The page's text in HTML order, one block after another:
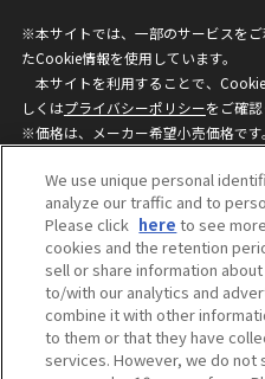
※本サイトでは、一部のサービスを
たCookie情報を使用しています。
本サイトを利用することで、
しくはプライバシーポリシーをご確認
※価格は、メーカー希望小売価格です。
ざいますのでご了承ください。
privacypolicy
ウェブサイトご利用条件
個人情報保護方針
We use unique personal
analyze our traffic and to
Please click here to see
cookies and the retention
sell or share information
to/with our analytics and
combine it with other
to them or that they have
services. However, we do